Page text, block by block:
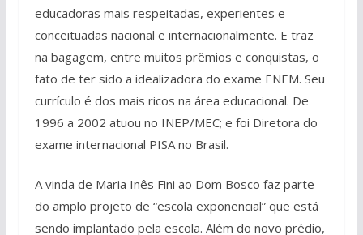
educadoras mais respeitadas, experientes e
conceituadas nacional e internacionalmente. E traz
na bagagem, entre muitos prêmios e conquistas, o
fato de ter sido a idealizadora do exame ENEM. Seu
currículo é dos mais ricos na área educacional. De
1996 a 2002 atuou no INEP/MEC; e foi Diretora do
exame internacional PISA no Brasil.
A vinda de Maria Inês Fini ao Dom Bosco faz parte
do amplo projeto de “escola exponencial” que está
sendo implantado pela escola. Além do novo prédio,